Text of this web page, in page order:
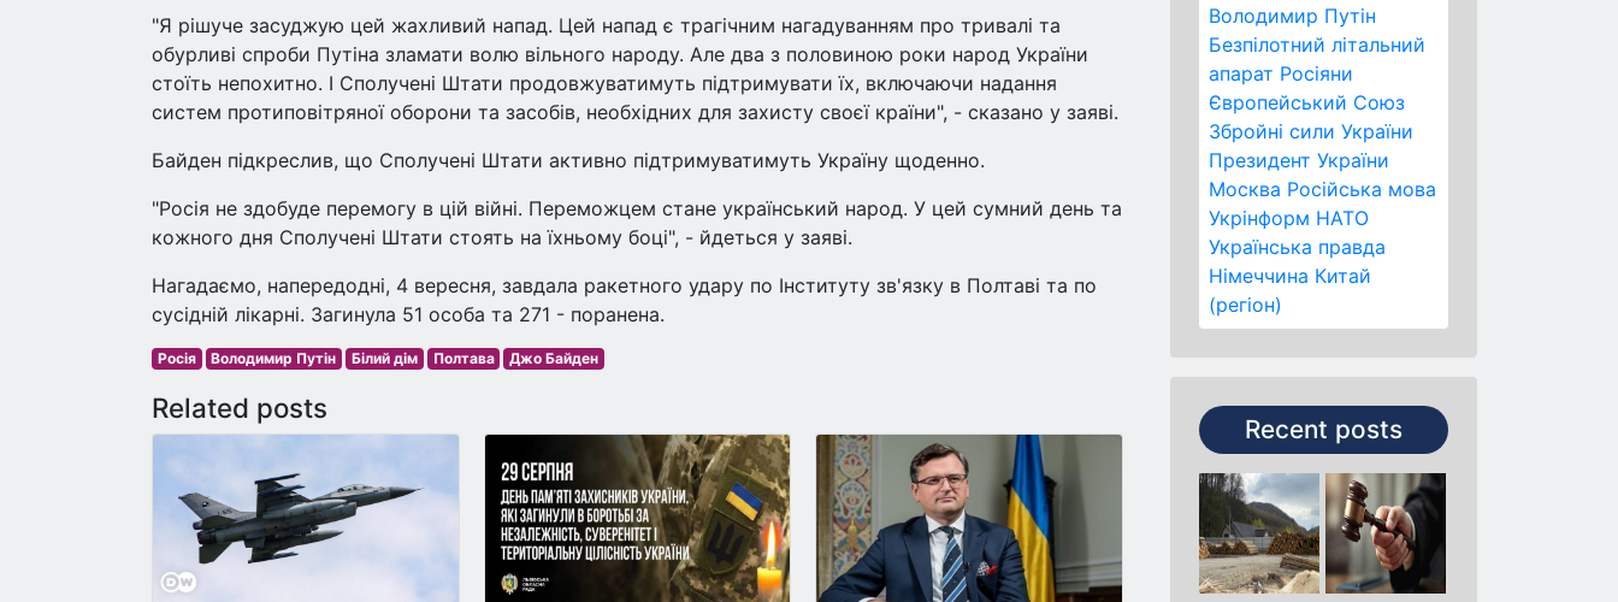
Володимир Путін
Безпілотний літальний
апарат Росіяни
Європейський Союз
Збройні сили України
Президент України
Москва Російська мова
Укрінформ НАТО
Українська правда
Німеччина Китай
(регіон)
Recent posts
"Я рішуче засуджую цей жахливий напад. Цей напад є трагічним нагадуванням про тривалі та
обурливі спроби Путіна зламати волю вільного народу. Але два з половиною роки народ України
стоїть непохитно. І Сполучені Штати продовжуватимуть підтримувати їх, включаючи надання
систем протиповітряної оборони та засобів, необхідних для захисту своєї країни", - сказано у заяві.
Байден підкреслив, що Сполучені Штати активно підтримуватимуть Україну щоденно.
"Росія не здобуде перемогу в цій війні. Переможцем стане український народ. У цей сумний день та
кожного дня Сполучені Штати стоять на їхньому боці", - йдеться у заяві.
Нагадаємо, напередодні, 4 вересня, завдала ракетного удару по Інституту зв'язку в Полтаві та по
сусідній лікарні. Загинула 51 особа та 271 - поранена.
Росія Володимир Путін Білий дім Полтава Джо Байден
Related posts